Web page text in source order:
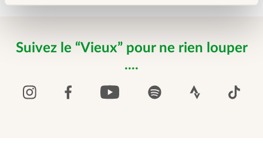
Suivez le “Vieux” pour ne rien louper
....